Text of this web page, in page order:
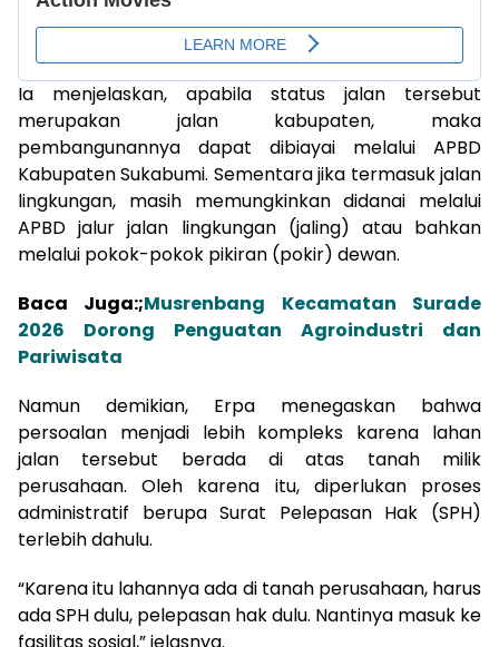
Ia menjelaskan, apabila status jalan tersebut
merupakan jalan kabupaten, maka
pembangunannya dapat dibiayai melalui APBD
Kabupaten Sukabumi. Sementara jika termasuk jalan
lingkungan, masih memungkinkan didanai melalui
APBD jalur jalan lingkungan (jaling) atau bahkan
melalui pokok-pokok pikiran (pokir) dewan.
Baca Juga:;Musrenbang Kecamatan Surade
2026 Dorong Penguatan Agroindustri dan
Pariwisata
Namun demikian, Erpa menegaskan bahwa
persoalan menjadi lebih kompleks karena lahan
jalan tersebut berada di atas tanah milik
perusahaan. Oleh karena itu, diperlukan proses
administratif berupa Surat Pelepasan Hak (SPH)
terlebih dahulu.
“Karena itu lahannya ada di tanah perusahaan, harus
ada SPH dulu, pelepasan hak dulu. Nantinya masuk ke